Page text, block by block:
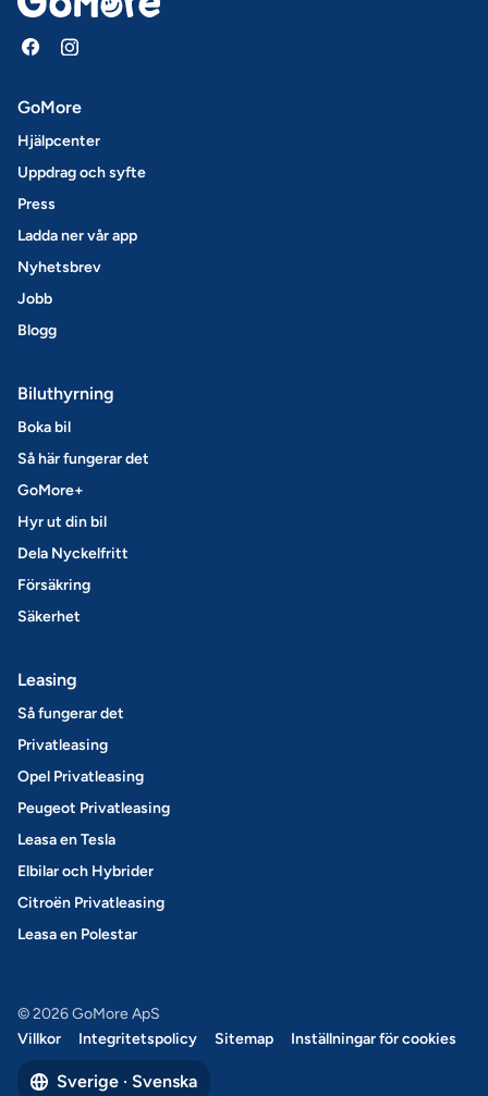
GoMore
Hjälpcenter
Uppdrag och syfte
Press
Ladda ner vår app
Nyhetsbrev
Jobb
Blogg
Biluthyrning
Boka bil
Så här fungerar det
GoMore+
Hyr ut din bil
Dela Nyckelfritt
Försäkring
Säkerhet
Leasing
Så fungerar det
Privatleasing
Opel Privatleasing
Peugeot Privatleasing
Leasa en Tesla
Elbilar och Hybrider
Citroën Privatleasing
Leasa en Polestar
© 2026 GoMore ApS
Villkor
Integritetspolicy Sitemap Inställningar för cookies
Sverige · Svenska